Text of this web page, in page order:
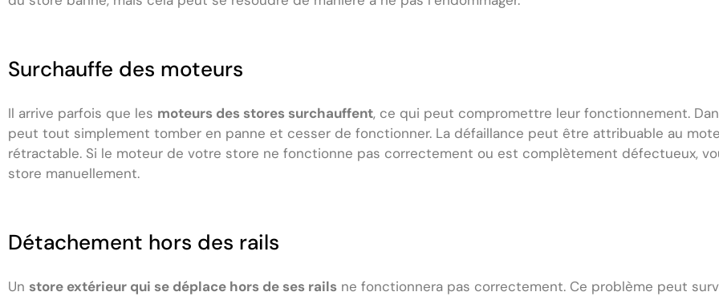
Surchauffe des moteurs
Il arrive parfois que les moteurs des stores surchauffent, ce qui peut compromettre leur fonctionnement.
peut tout simplement tomber en panne et cesser de fonctionner. La défaillance peut être attribuable au
rétractable. Si le moteur de votre store ne fonctionne pas correctement ou est complètement défectueux,
store manuellement.
Détachement hors des rails
Un store extérieur qui se déplace hors de ses rails ne fonctionnera pas correctement. Ce problème peut